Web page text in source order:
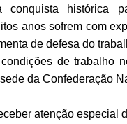
conquista histórica
anos sofrem com
de defesa do
de trabalho
da Confederação
atenção especial